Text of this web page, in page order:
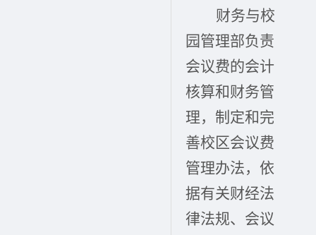
财务与校
园管理部负责
会议费的会计
核算和财务管
理，制定和完
善校区会议费
管理办法，依
据有关财经法
律法规、会议